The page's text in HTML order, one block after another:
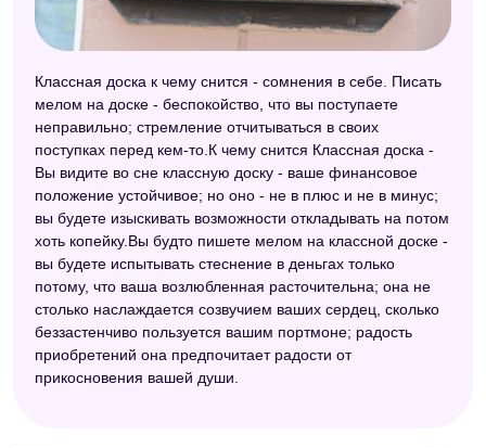
Классная доска к чему снится - сомнения в себе. Писать
мелом на доске - беспокойство, что вы поступаете
неправильно; стремление отчитываться в своих
поступках перед кем-то.К чему снится Классная доска -
Вы видите во сне классную доску - ваше финансовое
положение устойчивое; но оно - не в плюс и не в минус;
вы будете изыскивать возможности откладывать на потом
хоть копейку.Вы будто пишете мелом на классной доске -
вы будете испытывать стеснение в деньгах только
потому, что ваша возлюбленная расточительна; она не
столько наслаждается созвучием ваших сердец, сколько
беззастенчиво пользуется вашим портмоне; радость
приобретений она предпочитает радости от
прикосновения вашей души.